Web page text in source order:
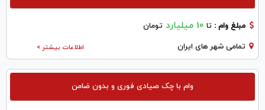
مبلغ وام : تا 10 میلیارد تومان
اطلاعات بیشتر > تمامی شهر های ایران
وام با چک صیادی فوری و بدون ضامن